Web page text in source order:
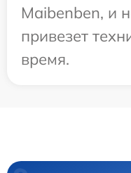
Maibenben, и
привезет
время.